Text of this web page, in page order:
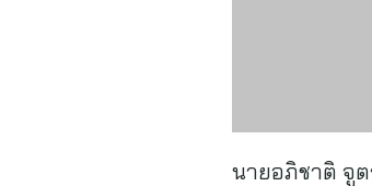
นายอภิชาติ จูต